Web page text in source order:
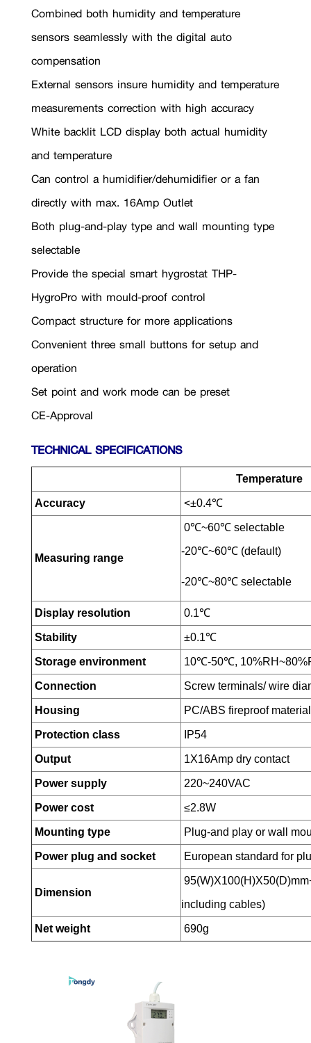
Combined both humidity and temperature
sensors seamlessly with the digital auto
compensation
External sensors insure humidity and temperature
measurements correction with high accuracy
White backlit LCD display both actual humidity
and temperature
Can control a humidifier/dehumidifier or a fan
directly with max. 16Amp Outlet
Both plug-and-play type and wall mounting type
selectable
Provide the special smart hygrostat THP-
HygroPro with mould-proof control
Compact structure for more applications
Convenient three small buttons for setup and
operation
Set point and work mode can be preset
CE-Approval
TECHNICAL SPECIFICATIONS
Temperature
Accuracy <±0.4℃
Measuring range
0℃~60℃ selectable
-20℃~60℃ (default)
-20℃~80℃ selectable
Display resolution 0.1℃
Stability ±0.1℃
Storage environment 10℃-50℃,
Connection Screw terminals/ wire
Housing PC/ABS fireproof material
Protection class IP54
Output 1X16Amp dry contact
Power supply 220~240VAC
Power cost ≤2.8W
Mounting type Plug-and play or wall
Power plug and socket European standard for
Dimension
including cables)
Net weight 690g